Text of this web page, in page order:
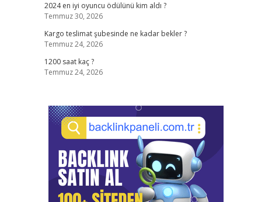
2024 en iyi oyuncu ödülünü kim aldı ?
Temmuz 30, 2026
Kargo teslimat şubesinde ne kadar bekler ?
Temmuz 24, 2026
1200 saat kaç ?
Temmuz 24, 2026